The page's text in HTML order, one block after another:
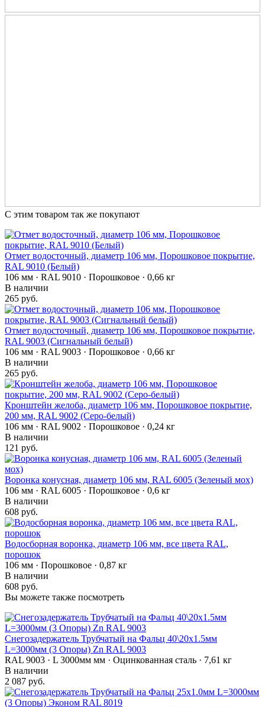
С этим товаром так же покупают
Отмет водосточный, диаметр 106 мм, Порошковое покрытие,
RAL 9010 (Белый)
106 мм · RAL 9010 · Порошковое · 0,66 кг
В наличии
265 руб.
Отмет водосточный, диаметр 106 мм, Порошковое покрытие,
RAL 9003 (Сигнальный белый)
106 мм · RAL 9003 · Порошковое · 0,66 кг
В наличии
265 руб.
Кронштейн желоба, диаметр 106 мм, Порошковое покрытие,
200 мм, RAL 9002 (Серо-белый)
106 мм · RAL 9002 · Порошковое · 0,24 кг
В наличии
121 руб.
Воронка конусная, диаметр 106 мм, RAL 6005 (Зеленый мох)
106 мм · RAL 6005 · Порошковое · 0,6 кг
В наличии
608 руб.
Водосборная воронка, диаметр 106 мм, все цвета RAL,
порошок
106 мм · Порошковое · 0,87 кг
В наличии
608 руб.
Вы можете также посмотреть
Снегозадержатель Трубчатый на Фальц 40\20х1.5мм
L=3000мм (3 Опоры) Zn RAL 9003
RAL 9003 · L 3000мм мм · Оцинкованная сталь · 7,61 кг
В наличии
2 087 руб.